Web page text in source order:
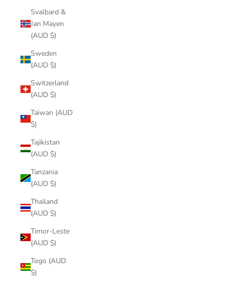
Svalbard &
Jan Mayen
(AUD $)
Sweden
(AUD $)
Switzerland
(AUD $)
Taiwan (AUD
$)
Tajikistan
(AUD $)
Tanzania
(AUD $)
Thailand
(AUD $)
Timor-Leste
(AUD $)
Togo (AUD
$)